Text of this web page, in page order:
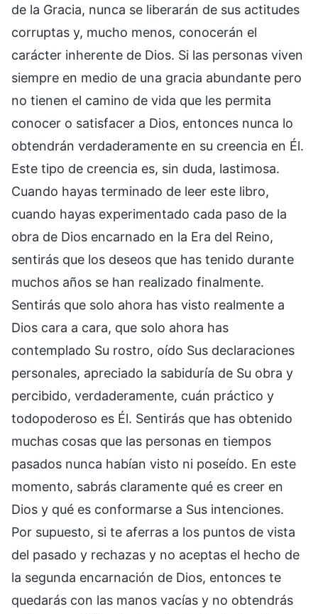
de la Gracia, nunca se liberarán de sus actitudes
corruptas y, mucho menos, conocerán el
carácter inherente de Dios. Si las personas viven
siempre en medio de una gracia abundante pero
no tienen el camino de vida que les permita
conocer o satisfacer a Dios, entonces nunca lo
obtendrán verdaderamente en su creencia en Él.
Este tipo de creencia es, sin duda, lastimosa.
Cuando hayas terminado de leer este libro,
cuando hayas experimentado cada paso de la
obra de Dios encarnado en la Era del Reino,
sentirás que los deseos que has tenido durante
muchos años se han realizado finalmente.
Sentirás que solo ahora has visto realmente a
Dios cara a cara, que solo ahora has
contemplado Su rostro, oído Sus declaraciones
personales, apreciado la sabiduría de Su obra y
percibido, verdaderamente, cuán práctico y
todopoderoso es Él. Sentirás que has obtenido
muchas cosas que las personas en tiempos
pasados nunca habían visto ni poseído. En este
momento, sabrás claramente qué es creer en
Dios y qué es conformarse a Sus intenciones.
Por supuesto, si te aferras a los puntos de vista
del pasado y rechazas y no aceptas el hecho de
la segunda encarnación de Dios, entonces te
quedarás con las manos vacías y no obtendrás